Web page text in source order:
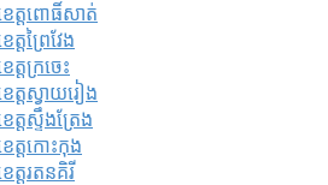
េត្តពោធិ៍សាត់
តព្រៃវែង
តក្រចេះ
ត្តស្វាយរៀង
ត្តស្ទឹងត្រែង
ត្តកោះកុង
ត្តរតនគិរី